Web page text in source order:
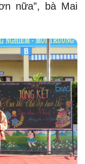
nữa”, bà Mai